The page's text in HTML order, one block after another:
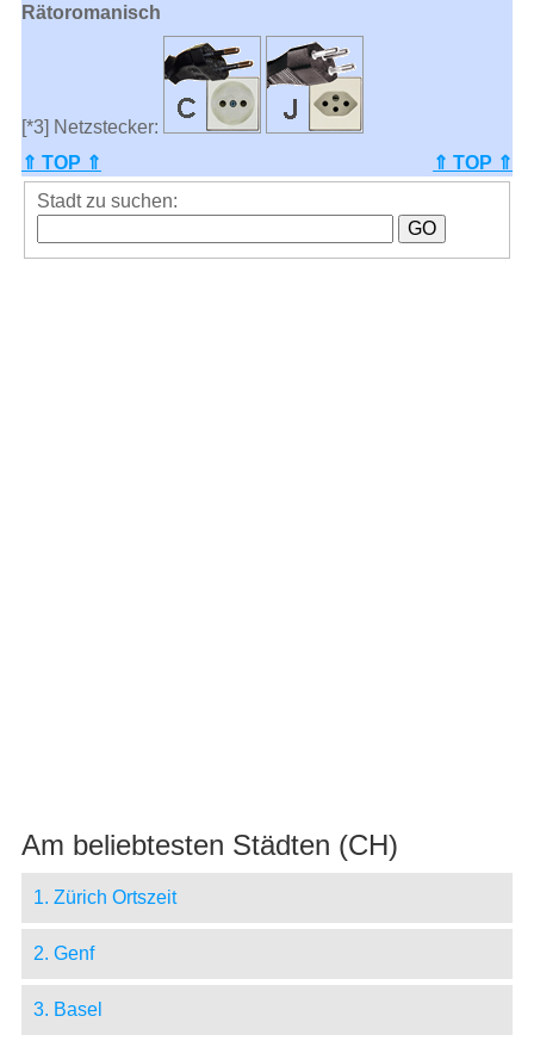
Rätoromanisch
[*3] Netzstecker:
⇑ TOP ⇑
⇑ TOP ⇑
Stadt zu suchen:
Am beliebtesten Städten (CH)
1. Zürich Ortszeit
2. Genf
3. Basel